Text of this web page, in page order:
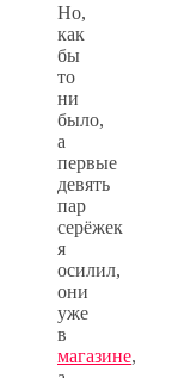
Но,
как
бы
то
ни
было,
а
первые
девять
пар
серёжек
я
осилил,
они
уже
в
магазине,